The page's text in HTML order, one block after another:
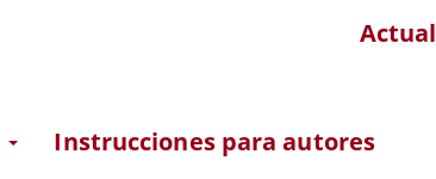
Actual
Instrucciones para autores